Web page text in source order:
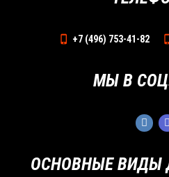
ОСНОВНЫЕ ВИДЫ
+7 (496) 753-41-82
МЫ В